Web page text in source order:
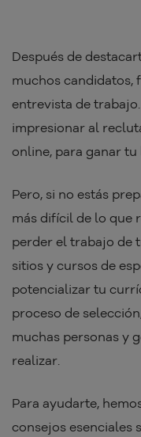
Después de
muchos candidatos,
entrevista de
impresionar al
online, para ganar
Pero, si no estás
más difícil de lo que
perder el trabajo de
sitios y cursos de
potencializar tu
proceso de
muchas personas y
realizar.
Para ayudarte,
consejos esenciales